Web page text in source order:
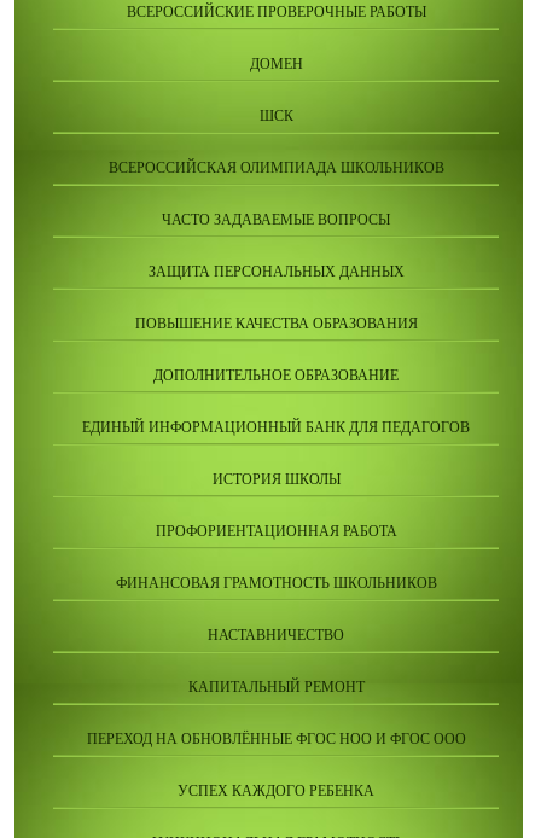
ВСЕРОССИЙСКИЕ ПРОВЕРОЧНЫЕ РАБОТЫ
ДОМЕН
ШСК
ВСЕРОССИЙСКАЯ ОЛИМПИАДА ШКОЛЬНИКОВ
ЧАСТО ЗАДАВАЕМЫЕ ВОПРОСЫ
ЗАЩИТА ПЕРСОНАЛЬНЫХ ДАННЫХ
ПОВЫШЕНИЕ КАЧЕСТВА ОБРАЗОВАНИЯ
ДОПОЛНИТЕЛЬНОЕ ОБРАЗОВАНИЕ
ЕДИНЫЙ ИНФОРМАЦИОННЫЙ БАНК ДЛЯ ПЕДАГОГОВ
ИСТОРИЯ ШКОЛЫ
ПРОФОРИЕНТАЦИОННАЯ РАБОТА
ФИНАНСОВАЯ ГРАМОТНОСТЬ ШКОЛЬНИКОВ
НАСТАВНИЧЕСТВО
КАПИТАЛЬНЫЙ РЕМОНТ
ПЕРЕХОД НА ОБНОВЛЁННЫЕ ФГОС НОО И ФГОС ООО
УСПЕХ КАЖДОГО РЕБЕНКА